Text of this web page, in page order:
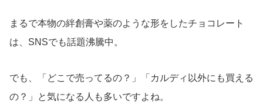
まるで本物の絆創膏や薬のような形をしたチョコレート
は、SNSでも話題沸騰中。
でも、「どこで売ってるの？」「カルディ以外にも買える
の？」と気になる人も多いですよね。